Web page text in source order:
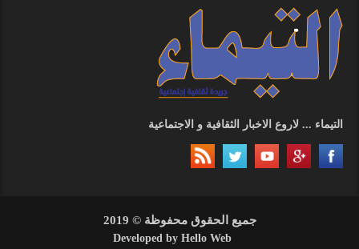
التيماء ... لاروع الاخبار الثقافية و الاجتماعية
جميع الحقوق محفوظة © 2019
Developed byHello Web